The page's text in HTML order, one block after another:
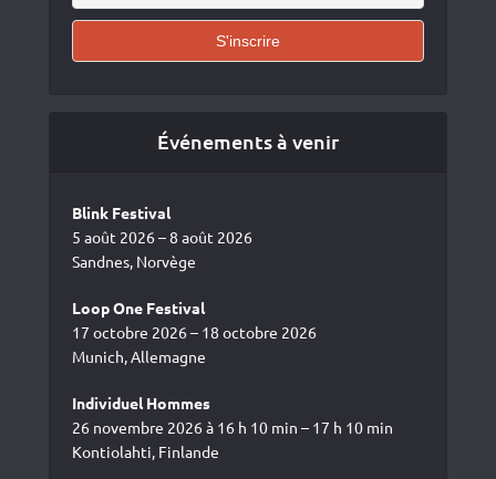
Événements à venir
Blink Festival
5 août 2026 – 8 août 2026
Sandnes, Norvège
Loop One Festival
17 octobre 2026 – 18 octobre 2026
Munich, Allemagne
Individuel Hommes
26 novembre 2026 à 16 h 10 min – 17 h 10 min
Kontiolahti, Finlande